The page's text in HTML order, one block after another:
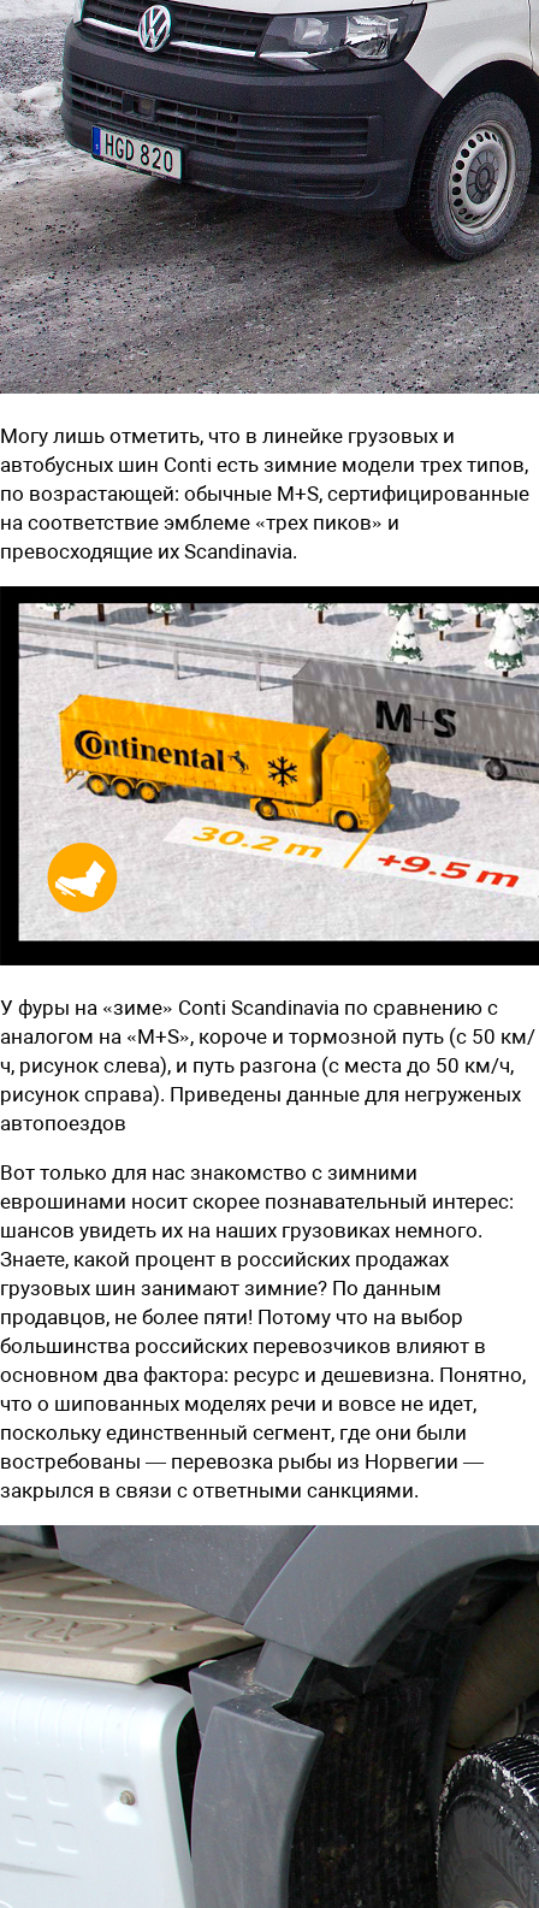
Могу лишь отметить, что в линейке грузовых и
автобусных шин Conti есть зимние модели трех типов,
по возрастающей: обычные M+S, сертифицированные
на соответствие эмблеме «трех пиков» и
превосходящие их Scandinavia.
У фуры на «зиме» Conti Scandinavia по сравнению с
аналогом на «M+S», короче и тормозной путь (с 50 км/
ч, рисунок слева), и путь разгона (с места до 50 км/ч,
рисунок справа). Приведены данные для негруженых
автопоездов
Вот только для нас знакомство с зимними
еврошинами носит скорее познавательный интерес:
шансов увидеть их на наших грузовиках немного.
Знаете, какой процент в российских продажах
грузовых шин занимают зимние? По данным
продавцов, не более пяти! Потому что на выбор
большинства российских перевозчиков влияют в
основном два фактора: ресурс и дешевизна. Понятно,
что о шипованных моделях речи и вовсе не идет,
поскольку единственный сегмент, где они были
востребованы — перевозка рыбы из Норвегии —
закрылся в связи с ответными санкциями.